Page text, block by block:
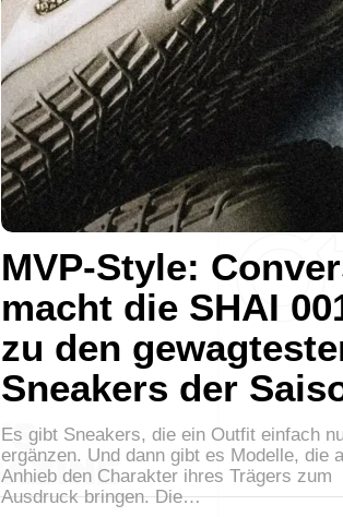
MVP-Style:
macht die SHAI
zu den
Sneakers der
Es gibt Sneakers, die ein Outfit einfach
ergänzen. Und dann gibt es Modelle, die
Anhieb den Charakter ihres Trägers zum
Ausdruck bringen. Die…